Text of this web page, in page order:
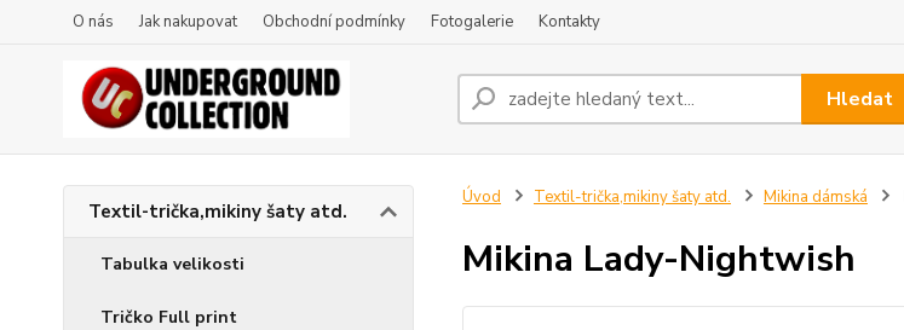
O nás Jak nakupovat Obchodní podmínky Fotogalerie Kontakty
Hledat
Textil-trička,mikiny šaty atd.
Tabulka velikosti
Tričko Full print
Úvod Textil-trička,mikiny šaty atd. Mikina dámská
Mikina Lady-Nightwish